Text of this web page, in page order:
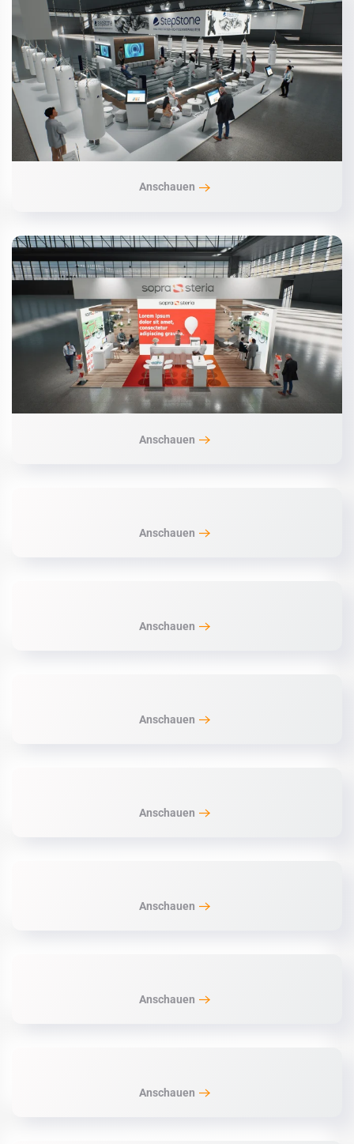
Anschauen
Anschauen
Anschauen
Anschauen
Anschauen
Anschauen
Anschauen
Anschauen
Anschauen